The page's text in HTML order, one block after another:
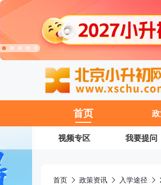
首页
视频专区 我要提问
首页 政策资讯 入学途径